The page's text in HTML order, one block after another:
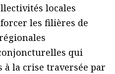
locales
les filières de
qui
à la crise traversée par